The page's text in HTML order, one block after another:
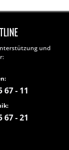
und
67 - 11
67 - 21